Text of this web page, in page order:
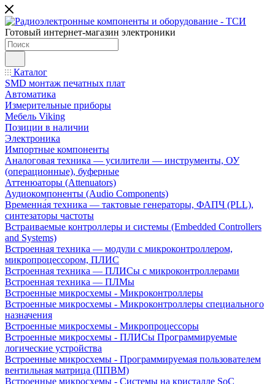
Готовый интернет-магазин электроники
Каталог
SMD монтаж печатных плат
Автоматика
Измерительные приборы
Мебель Viking
Позиции в наличии
Электроника
Импортные компоненты
Аналоговая техника — усилители — инструменты, ОУ
(операционные), буферные
Аттенюаторы (Attenuators)
Аудиокомпоненты (Audio Components)
Временна́я техника — тактовые генераторы, ФАПЧ (PLL),
синтезаторы частоты
Встраиваемые контроллеры и системы (Embedded Controllers
and Systems)
Встроенная техника — модули с микроконтроллером,
микропроцессором, ПЛИС
Встроенная техника — ПЛИСы с микроконтроллерами
Встроенная техника — ПЛМы
Встроенные микросхемы - Микроконтроллеры
Встроенные микросхемы - Микроконтроллеры специального
назначения
Встроенные микросхемы - Микропроцессоры
Встроенные микросхемы - ПЛИСы Программируемые
логические устройства
Встроенные микросхемы - Программируемая пользователем
вентильная матрица (ППВМ)
Встроенные микросхемы - Системы на кристалле SoC